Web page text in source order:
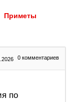
Приметы
0 комментариев
по